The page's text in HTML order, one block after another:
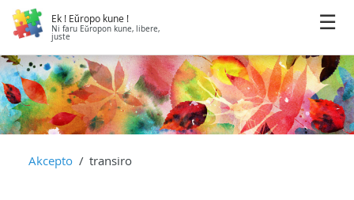
Ek ! Eŭropo kune !
Ni faru Eŭropon kune, libere,
juste
Akcepto transiro